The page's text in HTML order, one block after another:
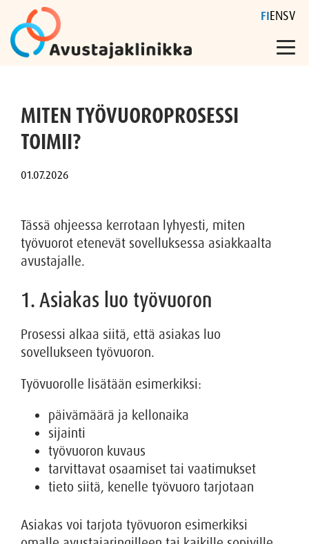
content
FIENSV
MITEN TYÖVUOROPROSESSI
TOIMII?
Tässä ohjeessa kerrotaan lyhyesti, miten
työvuorot etenevät sovelluksessa asiakkaalta
avustajalle.
1. Asiakas luo työvuoron
Prosessi alkaa siitä, että asiakas luo
sovellukseen työvuoron.
Työvuorolle lisätään esimerkiksi:
päivämäärä ja kellonaika
sijainti
työvuoron kuvaus
tarvittavat osaamiset tai vaatimukset
tieto siitä, kenelle työvuoro tarjotaan
Asiakas voi tarjota työvuoron esimerkiksi